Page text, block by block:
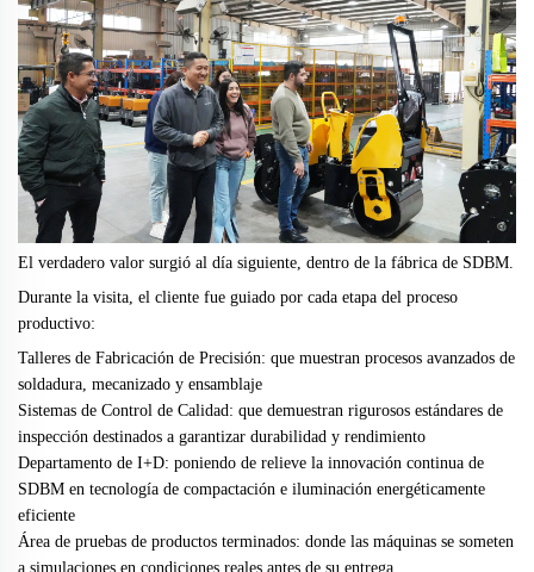
El verdadero valor surgió al día siguiente, dentro de la fábrica de SDBM.
Durante la visita, el cliente fue guiado por cada etapa del proceso
productivo:
Talleres de Fabricación de Precisión: que muestran procesos avanzados de
soldadura, mecanizado y ensamblaje
Sistemas de Control de Calidad: que demuestran rigurosos estándares de
inspección destinados a garantizar durabilidad y rendimiento
Departamento de I+D: poniendo de relieve la innovación continua de
SDBM en tecnología de compactación e iluminación energéticamente
eficiente
Área de pruebas de productos terminados: donde las máquinas se someten
a simulaciones en condiciones reales antes de su entrega